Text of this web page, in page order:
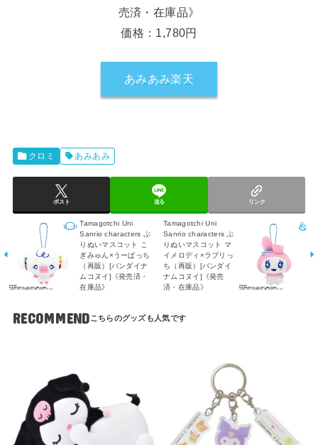
売済・在庫品》
価格：1,780円
あみあみ楽天
クロミ あみあみ
ポスト 送る リンク
Tamagotchi Uni
Sanrio characters ぷ
りぬいマスコット こ
ぎみゅん×うーぱっち
（再販）[バンダイナ
ムコヌイ]《発売済・
在庫品》
Tamagotchi Uni
Sanrio characters ぷ
りぬいマスコット マ
イメロディ×ラブリっ
ち（再販）[バンダイ
ナムコヌイ]《発売
済・在庫品》
RECOMMEND